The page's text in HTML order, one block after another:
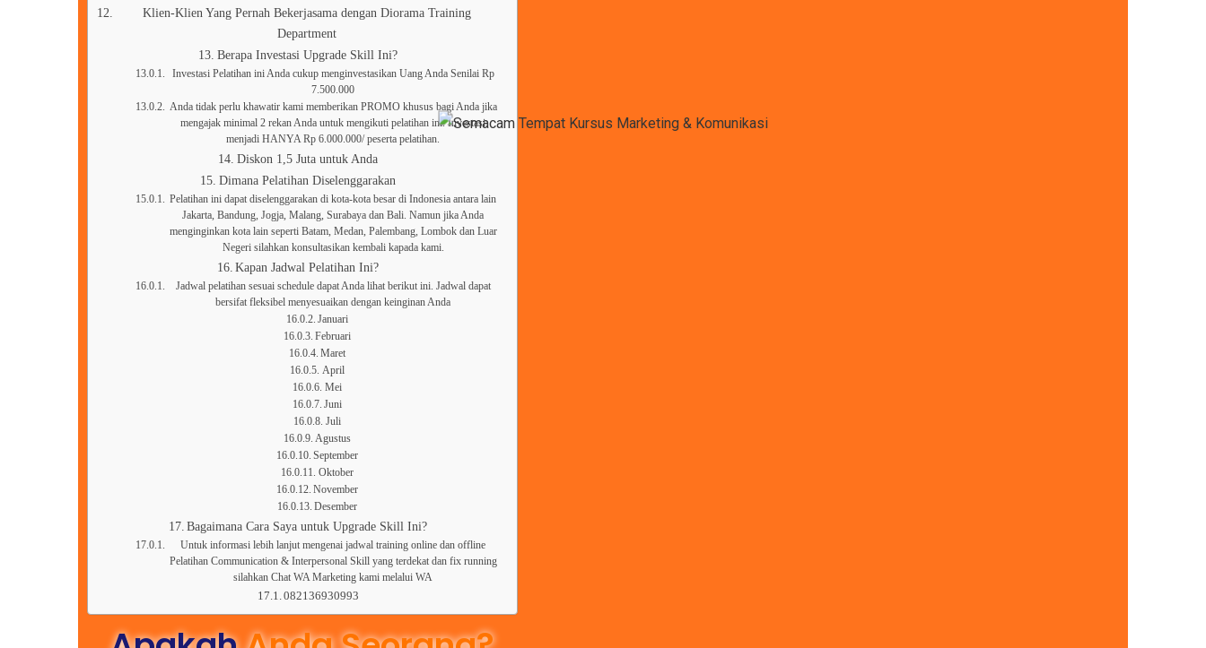
Klien-Klien Yang Pernah Bekerjasama dengan Diorama Training
Department
Berapa Investasi Upgrade Skill Ini?
Investasi Pelatihan ini Anda cukup menginvestasikan Uang Anda Senilai Rp
7.500.000
Anda tidak perlu khawatir kami memberikan PROMO khusus bagi Anda jika
mengajak minimal 2 rekan Anda untuk mengikuti pelatihan ini. Investasi
menjadi HANYA Rp 6.000.000/ peserta pelatihan.
Diskon 1,5 Juta untuk Anda
Dimana Pelatihan Diselenggarakan
Pelatihan ini dapat diselenggarakan di kota-kota besar di Indonesia antara lain
Jakarta, Bandung, Jogja, Malang, Surabaya dan Bali. Namun jika Anda
menginginkan kota lain seperti Batam, Medan, Palembang, Lombok dan Luar
Negeri silahkan konsultasikan kembali kapada kami.
Kapan Jadwal Pelatihan Ini?
Jadwal pelatihan sesuai schedule dapat Anda lihat berikut ini. Jadwal dapat
bersifat fleksibel menyesuaikan dengan keinginan Anda
Januari
Februari
Maret
April
Mei
Juni
Juli
Agustus
September
Oktober
November
Desember
Bagaimana Cara Saya untuk Upgrade Skill Ini?
Untuk informasi lebih lanjut mengenai jadwal training online dan offline
Pelatihan Communication & Interpersonal Skill yang terdekat dan fix running
silahkan Chat WA Marketing kami melalui WA
082136930993